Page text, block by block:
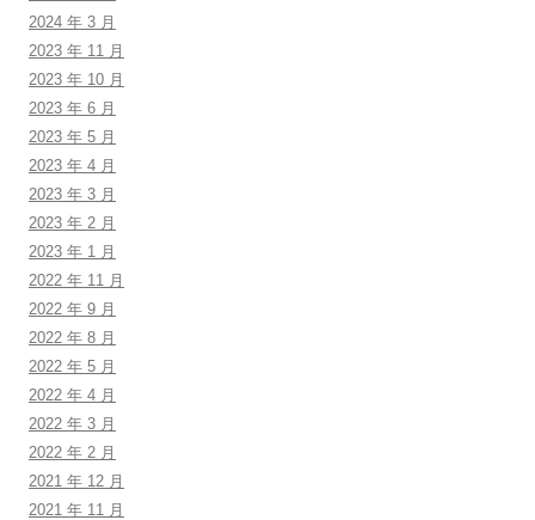
2024 年 3 月
2023 年 11 月
2023 年 10 月
2023 年 6 月
2023 年 5 月
2023 年 4 月
2023 年 3 月
2023 年 2 月
2023 年 1 月
2022 年 11 月
2022 年 9 月
2022 年 8 月
2022 年 5 月
2022 年 4 月
2022 年 3 月
2022 年 2 月
2021 年 12 月
2021 年 11 月